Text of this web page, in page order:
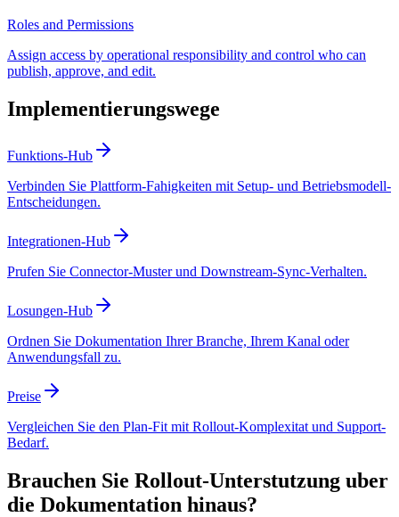
Roles and Permissions
Assign access by operational responsibility and control who can
publish, approve, and edit.
Implementierungswege
Funktions-Hub
Verbinden Sie Plattform-Fahigkeiten mit Setup- und Betriebsmodell-
Entscheidungen.
Integrationen-Hub
Prufen Sie Connector-Muster und Downstream-Sync-Verhalten.
Losungen-Hub
Ordnen Sie Dokumentation Ihrer Branche, Ihrem Kanal oder
Anwendungsfall zu.
Preise
Vergleichen Sie den Plan-Fit mit Rollout-Komplexitat und Support-
Bedarf.
Brauchen Sie Rollout-Unterstutzung uber
die Dokumentation hinaus?